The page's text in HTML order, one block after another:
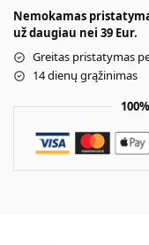
Nemokamas
už daugiau nei 39 Eur.
Greitas pristatymas
14 dienų grąžinimas